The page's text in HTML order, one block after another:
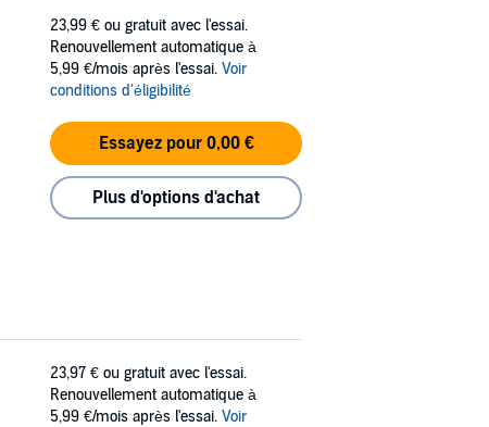
23,99 € ou gratuit avec l'essai.
Renouvellement automatique à
5,99 €/mois après l'essai. Voir
conditions d'éligibilité
Essayez pour 0,00 €
Plus d'options d'achat
23,97 € ou gratuit avec l'essai.
Renouvellement automatique à
5,99 €/mois après l'essai. Voir